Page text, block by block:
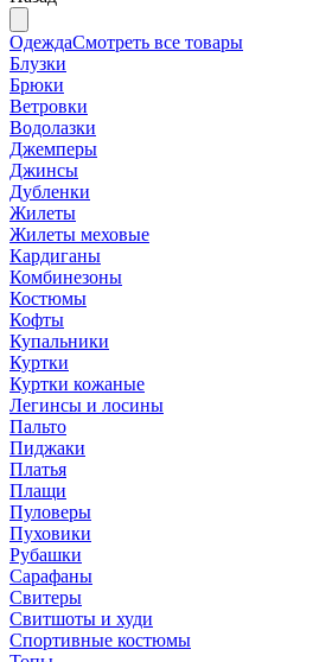
ОдеждаСмотреть все товары
Блузки
Брюки
Ветровки
Водолазки
Джемперы
Джинсы
Дубленки
Жилеты
Жилеты меховые
Кардиганы
Комбинезоны
Костюмы
Кофты
Купальники
Куртки
Куртки кожаные
Легинсы и лосины
Пальто
Пиджаки
Платья
Плащи
Пуловеры
Пуховики
Рубашки
Сарафаны
Свитеры
Свитшоты и худи
Спортивные костюмы